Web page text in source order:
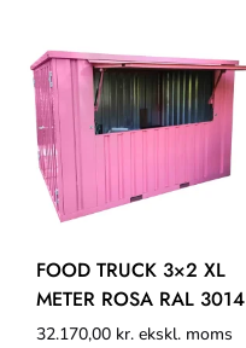
FOOD TRUCK 3×2 XL
METER ROSA RAL 3014
32.170,00 kr. ekskl. moms